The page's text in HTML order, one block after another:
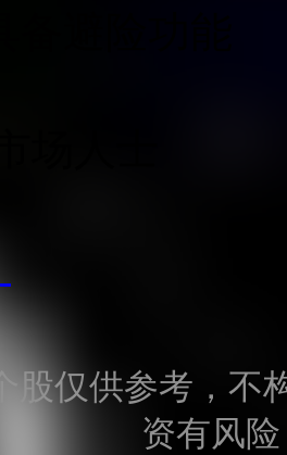
避险功能
股仅供参考，不
资有风